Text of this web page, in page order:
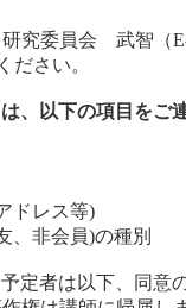
委員会 武智（E-
さい。
、以下の項目をご
レス等)
非会員)の種別
定者は以下、同意